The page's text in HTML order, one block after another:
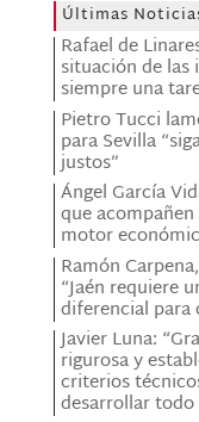
Últimas
Rafael de
situación de
siempre una
Pietro Tucci
para Sevilla
justos”
Ángel García
que
motor
Ramón
“Jaén requiere
diferencial para
Javier Luna:
rigurosa y
criterios
desarrollar